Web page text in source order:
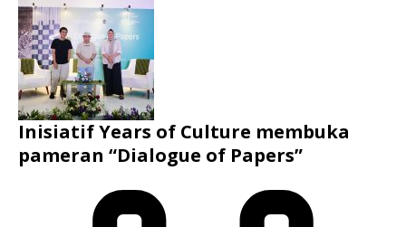
Inisiatif Years of Culture membuka
pameran “Dialogue of Papers”